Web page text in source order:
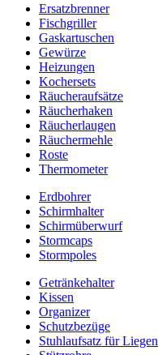
Ersatzbrenner
Fischgriller
Gaskartuschen
Gewürze
Heizungen
Kochersets
Räucheraufsätze
Räucherhaken
Räucherlaugen
Räuchermehle
Roste
Thermometer
Erdbohrer
Schirmhalter
Schirmüberwurf
Stormcaps
Stormpoles
Getränkehalter
Kissen
Organizer
Schutzbezüge
Stuhlaufsatz für Liegen